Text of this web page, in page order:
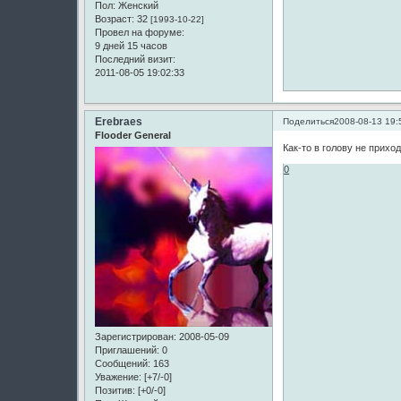
Пол: Женский
Возраст: 32[1993-10-22]
Провел на форуме:
9 дней 15 часов
Последний визит:
2011-08-05 19:02:33
Поделиться2008-08-13
Erebraes
Flooder General
Зарегистрирован: 2008-05-09
Приглашений: 0
Сообщений: 163
Уважение: [+7/-0]
Позитив: [+0/-0]
Как-то в голову не
0